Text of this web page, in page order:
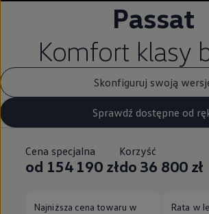
Passat
Komfort klasy
Skonfiguruj swoją
Sprawdź dostępne od
Cena specjalna
od 154 190 zł
Korzyść
do 36 800 zł
Najniższa cena towaru w
Rata w